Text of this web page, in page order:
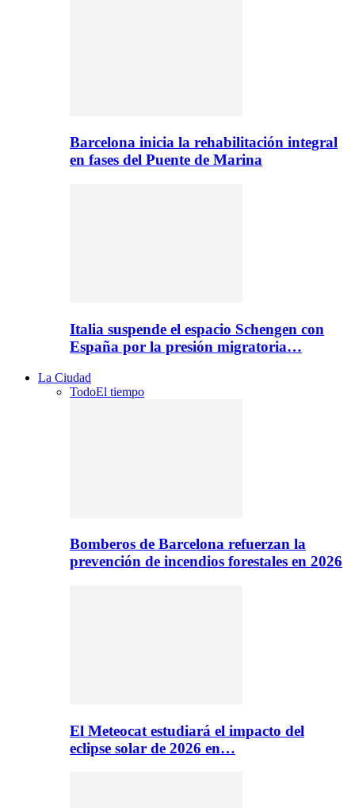
Barcelona inicia la rehabilitación integral
en fases del Puente de Marina
Italia suspende el espacio Schengen con
España por la presión migratoria…
La Ciudad
TodoEl tiempo
Bomberos de Barcelona refuerzan la
prevención de incendios forestales en 2026
El Meteocat estudiará el impacto del
eclipse solar de 2026 en…